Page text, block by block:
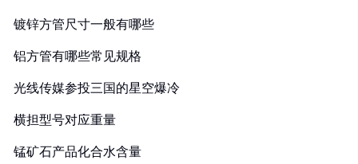
镀锌方管尺寸一般有哪些
铝方管有哪些常见规格
光线传媒参投三国的星空爆冷
横担型号对应重量
锰矿石产品化合水含量